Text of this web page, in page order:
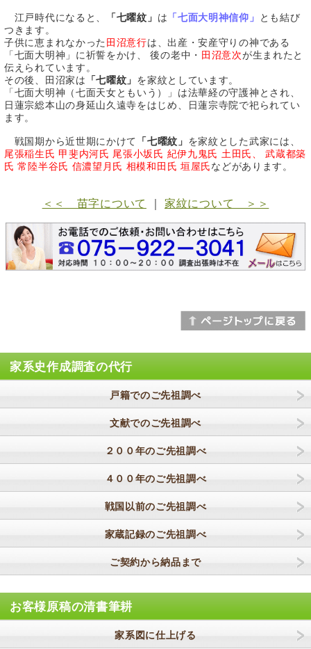
江戸時代になると、 「七曜紋」 は 「七面大明神信仰」
とも結び
つきます。
子供に恵まれなかった 田沼意行は、出産・安産守りの神である
「七面大明神」に祈誓をかけ、 後の老中・ 田沼意次が生まれたと
伝えられています。
その後、田沼家は
「七曜紋」 を家紋としています。
「七面大明神（七面天女ともいう）」は法華経の守護神とされ、
日蓮宗総本山の身延山久遠寺をはじめ、日蓮宗寺院で祀られてい
ます。
戦国期から近世期にかけて 「七曜紋」 を家紋とした武家には、
尾張稲生氏 甲斐内河氏 尾張小坂氏 紀伊九鬼氏 土田氏、 武蔵都築
氏 常陸半谷氏 信濃望月氏 相模和田氏 垣屋氏などがあります。
＜＜ 苗字について ｜家紋について ＞＞
家系史作成調査の代行
戸籍でのご先祖調べ
文献でのご先祖調べ
２００年のご先祖調べ
４００年のご先祖調べ
戦国以前のご先祖調べ
家蔵記録のご先祖調べ
ご契約から納品まで
お客様原稿の清書筆耕
家系図に仕上げる